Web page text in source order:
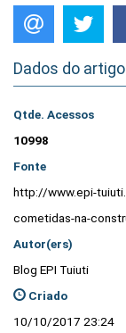
Dados do artigo
Qtde. Acessos
10998
Fonte
http://www.epi-
cometidas-na-
Autor(ers)
Blog EPI Tuiuti
Criado
10/10/2017 23:24